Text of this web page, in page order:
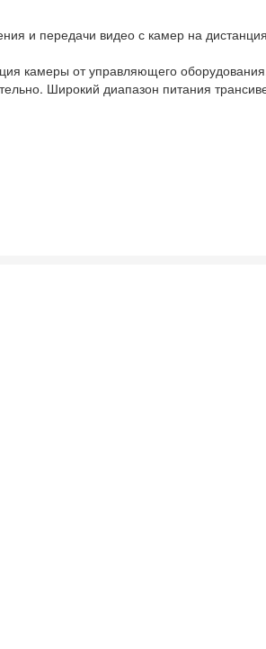
и передачи видео с камер на
камеры от управляющего
Широкий диапазон питания